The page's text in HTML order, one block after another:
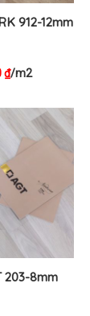
912-12mm
₫/m2
203-8mm